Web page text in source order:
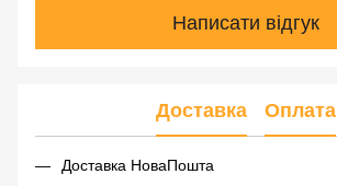
Написати відгук
Доставка Оплата
Доставка НоваПошта